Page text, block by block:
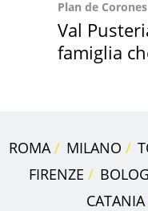
Plan de Corones
Val
famiglia
ROMA MILANO
FIRENZE
CATANIA